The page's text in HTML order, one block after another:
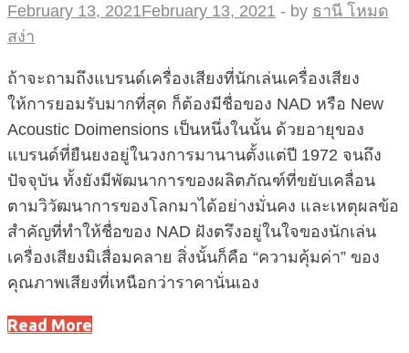
February 13, 2021February 13, 2021 - by ธานี โหมด
สง่า
ถ้าจะถามถึงแบรนด์เครื่องเสียงที่นักเล่นเครื่องเสียง
ให้การยอมรับมากที่สุด ก็ต้องมีชื่อของ NAD หรือ New
Acoustic Doimensions เป็นหนึ่งในนั้น ด้วยอายุของ
แบรนด์ที่ยืนยงอยู่ในวงการมานานตั้งแต่ปี 1972 จนถึง
ปัจจุบัน ทั้งยังมีพัฒนาการของผลิตภัณฑ์ที่ขยับเคลื่อน
ตามวิวัฒนาการของโลกมาได้อย่างมั่นคง และเหตุผลข้อ
สำคัญที่ทำให้ชื่อของ NAD ฝังตรึงอยู่ในใจของนักเล่น
เครื่องเสียงมิเสื่อมคลาย สิ่งนั้นก็คือ “ความคุ้มค่า” ของ
คุณภาพเสียงที่เหนือกว่าราคานั่นเอง
Read More